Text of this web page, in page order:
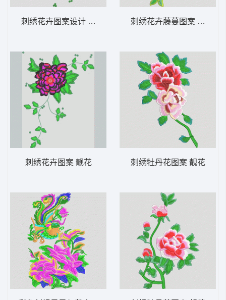
刺绣花卉图案设计 靓花
刺绣花卉图案 靓花
刺绣花卉藤蔓图案 靓花
刺绣牡丹花图案 靓花